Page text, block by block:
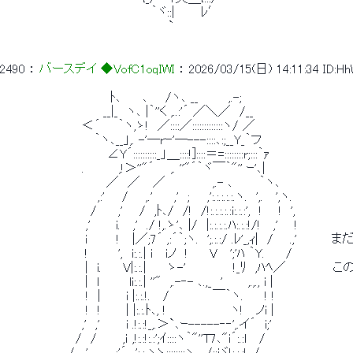
｀ヾ::|　　　ﾚ′
`
2490 ： バースデイ ◆VofC1oqIWI ： 2026/03/15(日) 14:11:34
ﾄ､　 　､　　/ヽ､ __　　 　,.-;
__|_　ヽ､ |｀''く ,..:'´ ／＼／　/__
＜´　　｀ヽ,ゝ!　／::::／:::::::::::::ヽ/ ／
｀ヽ､__」,. -'─rｰ'─---::::､:;__Y_｀フ
∠Y´::::::::::_」＿::::!]::::＝=::::::::r;:::｀ｧ
.　　　　,!＞''"´ 　 ,. ''"´｀ヾ￣｀"'' ｰ'､|
／　／　 ／　　　　 　,.- ､　　　｀ヽ､
,:'　　/　　,.'　　 ,'　;　　,':.:.:.:.:.ヽ.　',.　 ',ヽ.
/ 　　,' 　 /　,ﾄ､/　/!　/!:.:.:.:.:i:.:.:',　! 　 !　',
,'　 　 i.　 ,'　./ !,.ゝ'､ |/　|:.:.:.:.ﾊ:.:.:!/!　 ,' 　 !
i 　 　 !　 |／;7´ ,:´｀;ヽ.　';.:.:/ .ﾚ'_,ｨ|　/ 　 .,'　　　　
!　　　 ',　i:.:.| i　 iノ　!　 　V　 ';'ﾊ ｀Y.　　 /
|　i.　 　V|:.:.| 　　ゝ-'　　　　 　!_ﾘ　,ﾊﾍ／　　　　　
|　l 　　　li:.:.| ''"　,.-‐- ､.,_　'　 　 ,.,., i |
!　| 　 　i |:.:.!.　 /　　　　　￣｀ヽ.　　 ! !
!　!　 　 | |:.:.ﾄ､, !　　　　　　　 ヽ! 　ノi |
,'　,'　　　i .!:.:!_,.＞`､ｰ-----‐‐',.イ´　i;'
/　/　　　,ｉ ,!:.:!:.:';ｲ::::ヽ｀"''T7､"i´:.:l　 /